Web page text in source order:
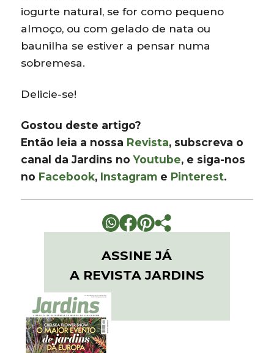
iogurte natural, se for como pequeno
almoço, ou com gelado de nata ou
baunilha se estiver a pensar numa
sobremesa.
Delicie-se!
Gostou deste artigo?
Então leia a nossa Revista, subscreva o
canal da Jardins noYoutube, e siga-nos
no Facebook, Instagram e Pinterest.
ASSINE JÁ
A REVISTA JARDINS